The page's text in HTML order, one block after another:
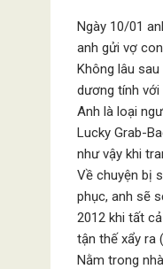
Ngày 10/01
anh gửi vợ
Không lâu
dương tính với
Anh là loại
Lucky Grab-
như vậy khi
Về chuyện bị
phục, anh sẽ
2012 khi tất
tận thế xẩy ra
Nằm trong